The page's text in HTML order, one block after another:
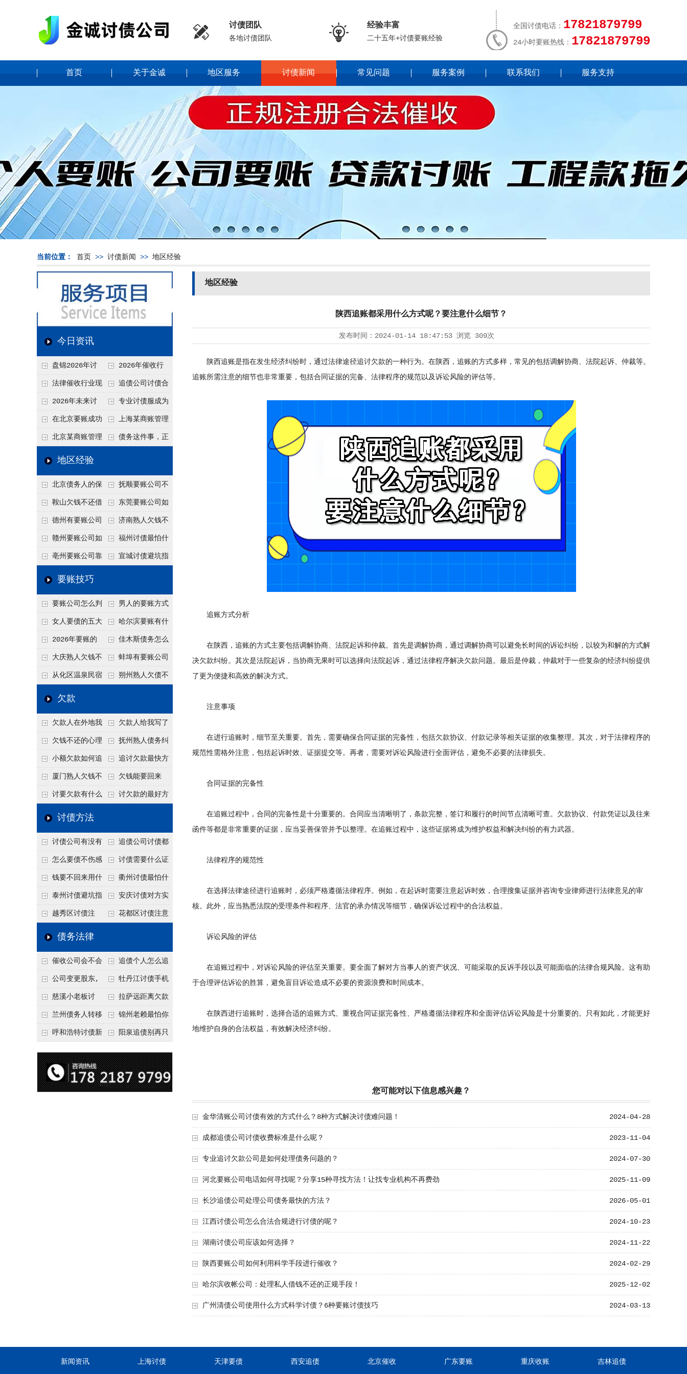
 讨债团队
各地讨债团队  经验丰富
二十五年+讨债要账经验
全国讨债电话： 17821879799
24小时要账热线： 17821879799
首页 关于金诚 地区服务 讨债新闻 常见问题 服务案例 联系我们 服务支持
当前位置： 首页 >> 讨债新闻 >> 地区经验
今日资讯
盘锦2026年讨
债新趋势
2026年催收行
业发展现状、竞争格
局及未来趋势分析
法律催收行业现
状、合规痛点与未来
发展趋势深度解析
追债公司讨债合
法方法总结
2026年未来讨
债要账公司发展趋势
专业讨债服成为
2026年的发展趋势
在北京要账成功
率高吗？未来追账公
司发展趋势引发行业
上海某商账管理
机构聚焦合规服务
北京某商账管理
服务机构持续提升合
力企业化解应收账款
难题
债务这件事，正
地区经验
北京债务人的保
证人能不能找？担保
人的连带责任怎么追
抚顺要账公司不
敢透漏的追回方法是
什么？
鞍山欠钱不还借
口太多？2026年这3
句反问话术，直接把
他后路堵死
东莞要账公司如
何有效要账讨债？20
26年合法追债经验总
结！
德州有要账公司
吗？如何合法讨债才
不沾风险？
济南熟人欠钱不
还？
赣州要账公司如
何有效讨债？合法追
债四步秘籍
福州讨债最怕什
么？2026年这两个关
亳州要账公司靠
谱吗？合法讨债四步
宣城讨债避坑指
回！
要账技巧
要账公司怎么判
断这个案子能不能
接？接案评估的标准
男人的要账方式
是什么呢？
女人要债的五大
绝招,轻松搞定
哈尔滨要账有什
么合法手段？2026年
最新追账方式总结！
2026年要账的
七个小方法
佳木斯债务怎么
追回呢？2026年成功
要账就用这2招
大庆熟人欠钱不
还躲猫猫？2026年这
个“诉前调解”成功率
蚌埠有要账公司
吗？2026年这3个方
从化区温泉民宿
老板借钱不还？2026
施压，立马主动结清
朔州熟人欠债不
死账变活
欠款
欠款人在外地我
在本地该怎么委托？
异地追款的委托流程
欠款人给我写了
还款计划书有用吗？
书面承诺的法律效力
欠钱不还的心理
是什么？读懂欠款人
的心态催收事半功倍
抚州熟人债务纠
纷咋办？这一招好开
口
小额欠款如何追
讨
追讨欠款最快方
法是什么？
厦门熟人欠钱不
还？2026年合法秘
欠钱能要回来
吗？
讨要欠款有什么
好办法
讨欠款的最好方
讨债方法
讨债公司有没有
行业协会？正规机构
的行业自律和认证
追债公司讨债都
有哪些手段
怎么要债不伤感
情？
讨债需要什么证
据
钱要不回来用什
么方法要回来
衢州讨债最怕什
么？2026年这两个关
键细节，做错就很难
泰州讨债避坑指
南：2026年这2个细
节不注意，钱很难要
安庆讨债对方实
在没钱咋办？
越秀区讨债注
意！没有借条只有微
把钱要回来
花都区讨债注意
节点”催收最有效
债务法律
催收公司会不会
给欠款人发律师函？
正规机构的函件服务
追债个人怎么追
回呢？2026年最新绝
招选择！
公司变更股东,
变更前的债权债务谁
承担
牡丹江讨债手机
搞定：2026年线上立
案追债全流程，足不
出户
慈溪小老板讨
债，2026年这2个本
地行业协会出面，比
拉萨远距离欠款
对方在牧区联系不
上，2026年委托当地
兰州债务人转移
财产后申请破产，20
要回来吗
锦州老赖最怕你
懂这1条，2026
罪”详解，能判刑
呼和浩特讨债新
函”催账为啥管用？
成本低见效快
阳泉追债别再只
类隐形财产（公积
金、保单）也能执行
地区经验
陕西追账都采用什么方式呢？要注意什么细节？
发布时间： 2024-01-14 18:47:53 浏览 309次
陕西追账是指在发生经济纠纷时，通过法律途径追讨欠款的一种行为。在陕西，追账的方式多样，常见的包括调解协商、法院起诉、仲裁等。
追账所需注意的细节也非常重要，包括合同证据的完备、法律程序的规范以及诉讼风险的评估等。
追账方式分析
在陕西，追账的方式主要包括调解协商、法院起诉和仲裁。首先是调解协商，通过调解协商可以避免长时间的诉讼纠纷，以较为和解的方式解
决欠款纠纷。其次是法院起诉，当协商无果时可以选择向法院起诉，通过法律程序解决欠款问题。最后是仲裁，仲裁对于一些复杂的经济纠纷提供
了更为便捷和高效的解决方式。
注意事项
在进行追账时，细节至关重要。首先，需要确保合同证据的完备性，包括欠款协议、付款记录等相关证据的收集整理。其次，对于法律程序的
规范性需格外注意，包括起诉时效、证据提交等。再者，需要对诉讼风险进行全面评估，避免不必要的法律损失。
合同证据的完备性
在追账过程中，合同的完备性是十分重要的。合同应当清晰明了，条款完整，签订和履行的时间节点清晰可查。欠款协议、付款凭证以及往来
函件等都是非常重要的证据，应当妥善保管并予以整理。在追账过程中，这些证据将成为维护权益和解决纠纷的有力武器。
法律程序的规范性
在选择法律途径进行追账时，必须严格遵循法律程序。例如，在起诉时需要注意起诉时效，合理搜集证据并咨询专业律师进行法律意见的审
核。此外，应当熟悉法院的受理条件和程序、法官的承办情况等细节，确保诉讼过程中的合法权益。
诉讼风险的评估
在追账过程中，对诉讼风险的评估至关重要。要全面了解对方当事人的资产状况、可能采取的反诉手段以及可能面临的法律合规风险。这有助
于合理评估诉讼的胜算，避免盲目诉讼造成不必要的资源浪费和时间成本。
在陕西进行追账时，选择合适的追账方式、重视合同证据完备性、严格遵循法律程序和全面评估诉讼风险是十分重要的。只有如此，才能更好
地维护自身的合法权益，有效解决经济纠纷。
您可能对以下信息感兴趣？
2024-04-28
金华清账公司讨债有效的方式什么？8种方式解决讨债难问题！
2023-11-04
成都追债公司讨债收费标准是什么呢？
2024-07-30
专业追讨欠款公司是如何处理债务问题的？
2025-11-09
河北要账公司电话如何寻找呢？分享15种寻找方法！让找专业机构不再费劲
2026-05-01
长沙追债公司处理公司债务最快的方法？
2024-10-23
江西讨债公司怎么合法合规进行讨债的呢？
2024-11-22
湖南讨债公司应该如何选择？
2024-02-29
陕西要账公司如何利用科学手段进行催收？
2025-12-02
哈尔滨收帐公司：处理私人借钱不还的正规手段！
2024-03-13
广州清债公司使用什么方式科学讨债？6种要账讨债技巧
新闻资讯 上海讨债 天津要债 西安追债 北京催收 广东要账 重庆收账 吉林追债